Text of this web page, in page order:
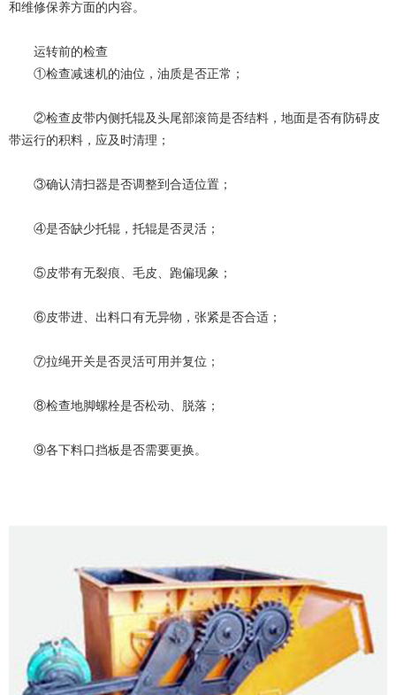
和维修保养方面的内容。
运转前的检查
①检查减速机的油位，油质是否正常；
②检查皮带内侧托辊及头尾部滚筒是否结料，地面是否有防碍皮
带运行的积料，应及时清理；
③确认清扫器是否调整到合适位置；
④是否缺少托辊，托辊是否灵活；
⑤皮带有无裂痕、毛皮、跑偏现象；
⑥皮带进、出料口有无异物，张紧是否合适；
⑦拉绳开关是否灵活可用并复位；
⑧检查地脚螺栓是否松动、脱落；
⑨各下料口挡板是否需要更换。